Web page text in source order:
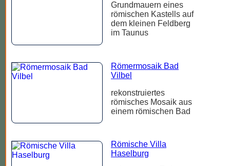
Grundmauern eines
römischen Kastells auf
dem kleinen Feldberg
im Taunus
Römermosaik Bad
Vilbel
rekonstruiertes
römisches Mosaik aus
einem römischen Bad
Römische Villa
Haselburg